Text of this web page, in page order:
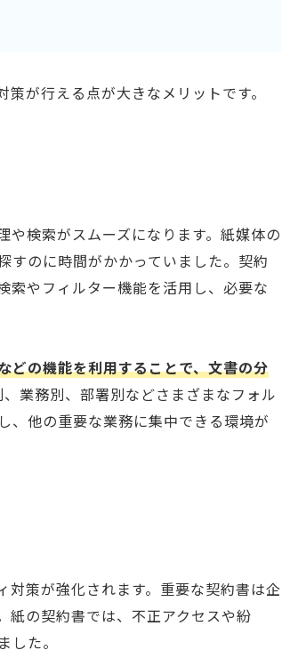
が行える点が大きなメリットです。
検索がスムーズになります。紙媒体の
すのに時間がかかっていました。契約
索やフィルター機能を活用し、必要な
どの機能を利用することで、文書の分
業務別、部署別などさまざまなフォル
、他の重要な業務に集中できる環境が
対策が強化されます。重要な契約書は企
紙の契約書では、不正アクセスや紛
た。